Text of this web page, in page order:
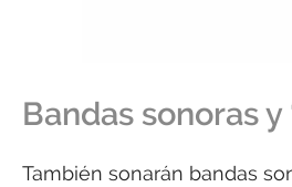
Bandas sonoras y
También sonarán bandas